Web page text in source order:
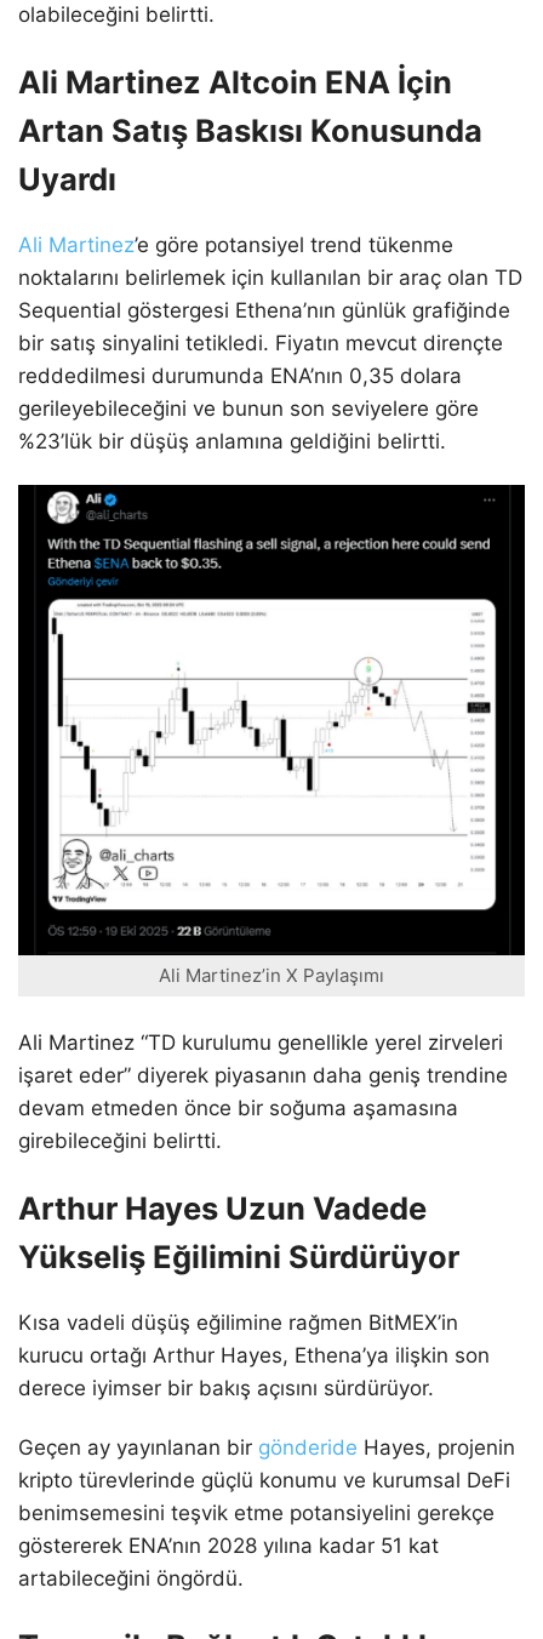
olabileceğini belirtti.
Ali Martinez Altcoin ENA İçin
Artan Satış Baskısı Konusunda
Uyardı
Ali Martinez’e göre potansiyel trend tükenme
noktalarını belirlemek için kullanılan bir araç olan TD
Sequential göstergesi Ethena’nın günlük grafiğinde
bir satış sinyalini tetikledi. Fiyatın mevcut dirençte
reddedilmesi durumunda ENA’nın 0,35 dolara
gerileyebileceğini ve bunun son seviyelere göre
%23’lük bir düşüş anlamına geldiğini belirtti.
Ali Martinez’in X Paylaşımı
Ali Martinez “TD kurulumu genellikle yerel zirveleri
işaret eder” diyerek piyasanın daha geniş trendine
devam etmeden önce bir soğuma aşamasına
girebileceğini belirtti.
Arthur Hayes Uzun Vadede
Yükseliş Eğilimini Sürdürüyor
Kısa vadeli düşüş eğilimine rağmen BitMEX’in
kurucu ortağı Arthur Hayes, Ethena’ya ilişkin son
derece iyimser bir bakış açısını sürdürüyor.
Geçen ay yayınlanan bir gönderide Hayes, projenin
kripto türevlerinde güçlü konumu ve kurumsal DeFi
benimsemesini teşvik etme potansiyelini gerekçe
göstererek ENA’nın 2028 yılına kadar 51 kat
artabileceğini öngördü.